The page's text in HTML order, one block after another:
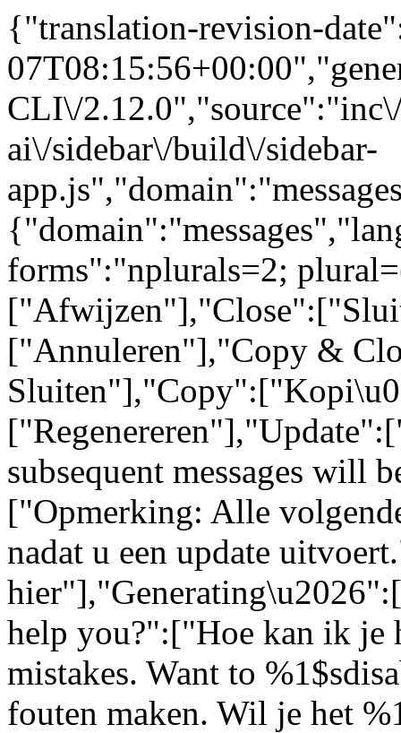
{"translation-revision-
CLI\/
ai\/sidebar\/build\/sidebar-
forms":"nplurals=2;
["Annuleren"],"Copy &
subsequent messages will
["Opmerking: Alle
nadat u een update
help you?":["Hoe kan ik je
mistakes. Want to
fouten maken. Wil je het